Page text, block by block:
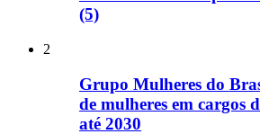
(5)
2
Grupo Mulheres do
de mulheres em cargos
até 2030